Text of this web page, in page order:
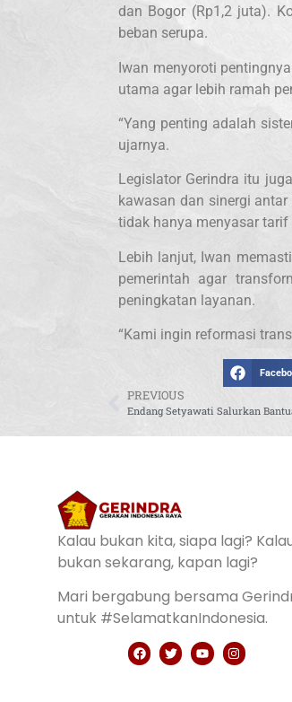
dan Bogor (Rp1,2 juta).
beban serupa.
Iwan menyoroti
utama agar lebih ramah
“Yang penting adalah
ujarnya.
Legislator Gerindra itu
kawasan dan sinergi
tidak hanya menyasar
Lebih lanjut, Iwan
pemerintah agar
peningkatan layanan.
“Kami ingin reformasi
PREVIOUS
Kalau bukan kita, siapa lagi?
bukan sekarang, kapan lagi?
Mari bergabung bersama
untuk #SelamatkanIndonesia.